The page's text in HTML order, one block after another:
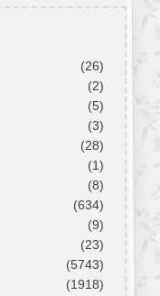
(26)
(2)
(5)
(3)
(28)
(1)
(8)
(634)
(9)
(23)
(5743)
(1918)